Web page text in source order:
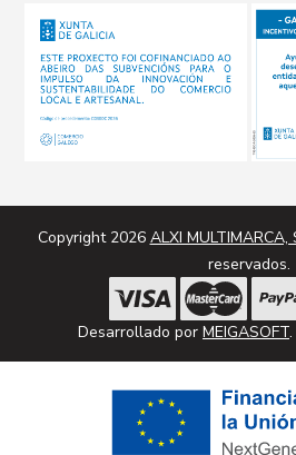
Copyright 2026 ALXI MULTIMARCA,
reservados.
Desarrollado por MEIGASOFT